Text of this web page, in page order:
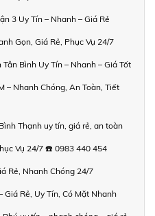
3 Uy Tín – Nhanh – Giá Rẻ
Gọn, Giá Rẻ, Phục Vụ 24/7
Bình Uy Tín – Nhanh – Giá Tốt
– Nhanh Chóng, An Toàn, Tiết
Thạnh uy tín, giá rẻ, an toàn
Vụ 24/7 ☎️ 0983 440 454
Rẻ, Nhanh Chóng 24/7
Giá Rẻ, Uy Tín, Có Mặt Nhanh